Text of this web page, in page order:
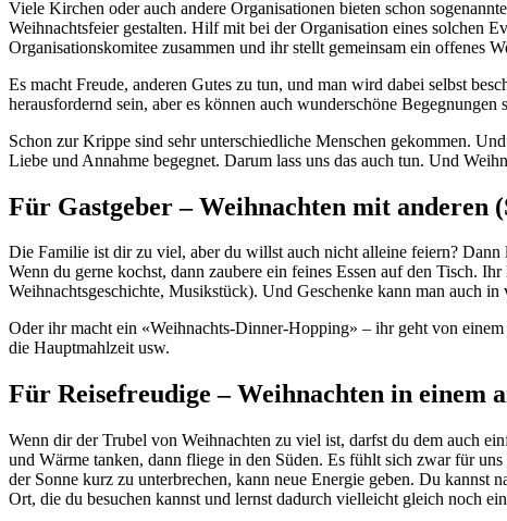
Viele Kirchen oder auch andere Organisationen bieten schon
Weihnachtsfeier gestalten. Hilf mit bei der Organisation eines solchen
Organisationskomitee zusammen und ihr stellt gemeinsam ein offenes
Es macht Freude, anderen Gutes zu tun, und man wird dabei selbst
herausfordernd sein, aber es können auch wunderschöne
Schon zur Krippe sind sehr unterschiedliche Menschen gekommen.
Liebe und Annahme begegnet. Darum lass uns das auch tun. Und
Für Gastgeber – Weihnachten mit anderen
Die Familie ist dir zu viel, aber du willst auch nicht alleine feiern?
Wenn du gerne kochst, dann zaubere ein feines Essen auf den Tisch.
Weihnachtsgeschichte, Musikstück). Und Geschenke kann man auch
Oder ihr macht ein «Weihnachts-Dinner-Hopping» – ihr geht von
die Hauptmahlzeit usw.
Für Reisefreudige – Weihnachten in einem
Wenn dir der Trubel von Weihnachten zu viel ist, darfst du dem auch
und Wärme tanken, dann fliege in den Süden. Es fühlt sich zwar für
der Sonne kurz zu unterbrechen, kann neue Energie geben. Du kannst
Ort, die du besuchen kannst und lernst dadurch vielleicht gleich noch